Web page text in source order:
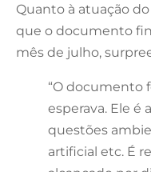
Quanto à atuação
que o documento
mês de julho,
“O documento
esperava. Ele é
questões
artificial etc. É